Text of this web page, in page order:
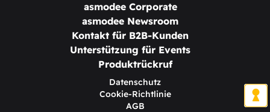
asmodee Corporate
asmodee Newsroom
Kontakt für B2B-Kunden
Unterstützung für Events
Produktrückruf
Datenschutz
Cookie-Richtlinie
AGB